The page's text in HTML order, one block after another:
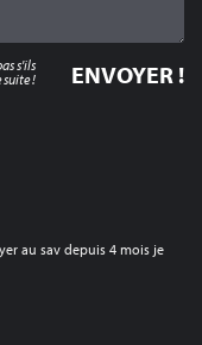
au sav depuis 4 mois je
s'ils
!